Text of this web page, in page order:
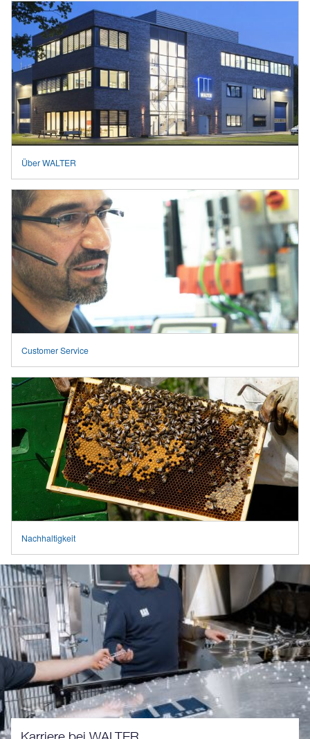
Über WALTER
Customer Service
Nachhaltigkeit